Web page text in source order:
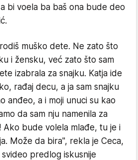
bi voela ba baš ona bude deo
muško dete. Ne zato što
i žensku, već zato što sam
izabrala za snajku. Katja ide
rađaj decu, a ja sam snajku
anđeo, a i moji unuci su kao
da sam nju namenila za
Ako bude volela mlađe, tu je i
Može da bira", rekla je Ceca,
predlog iskusnije